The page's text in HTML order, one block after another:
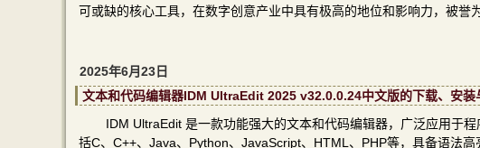
可或缺的核心工具，在数字创意产业中具有极高的地位和影响力，被誉
2025年6月23日
文本和代码编辑器IDM UltraEdit 2025 v32.0.0.24中文版的下载、安装
IDM UltraEdit 是一款功能强大的文本和代码编辑器，广泛应用于
括C、C++、Java、Python、JavaScript、HTML、PHP等，具备语法